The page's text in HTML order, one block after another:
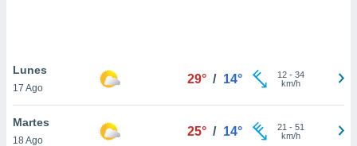
únicos
similares
Lunes
17 Ago
29° / 14° 12- 34
km/h
Martes
18 Ago
25° / 14° 21 - 51
km/h